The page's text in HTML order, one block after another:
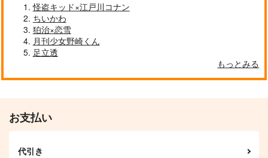
怪盗キッド×江戸川コナン
ちいかわ
狛治×恋雪
月刊少女野崎くん
足立透
もっとみる
お支払い
代引き